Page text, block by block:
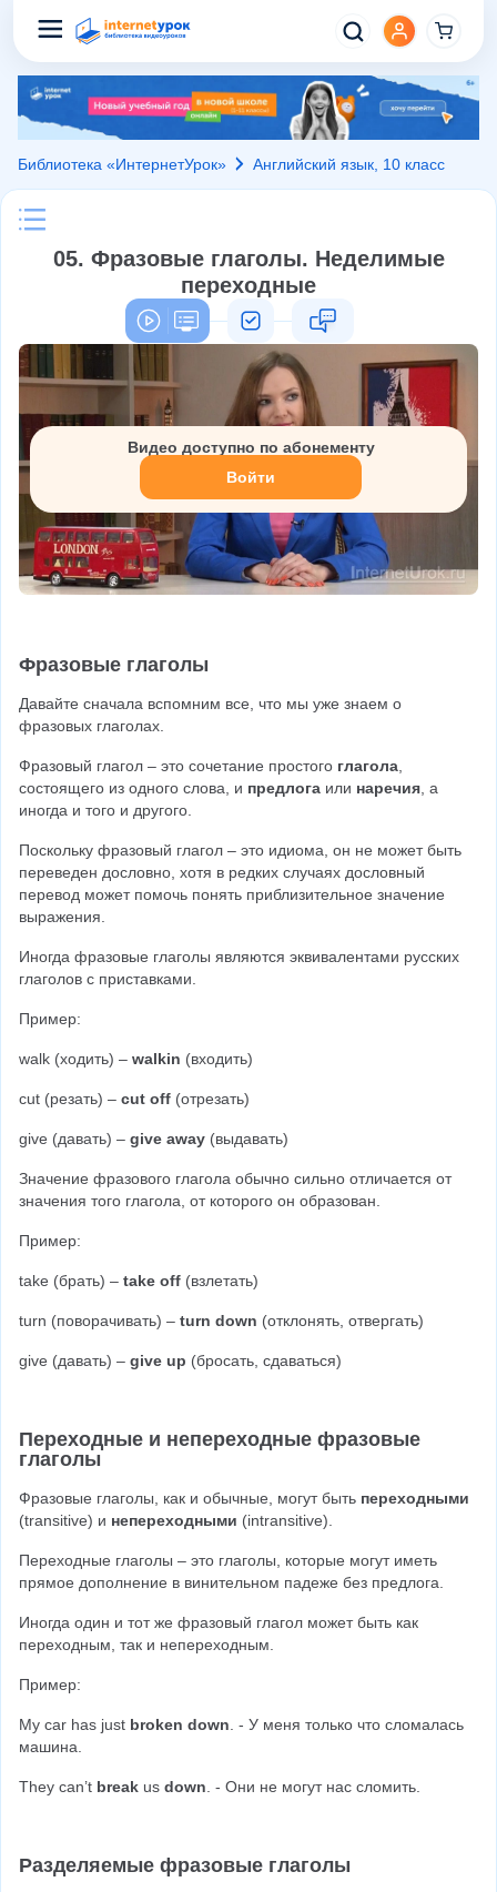
Библиотека «ИнтернетУрок» Английский язык, 10 класс
05. Фразовые глаголы. Неделимые
переходные
Видео доступно по абонементу
Войти
Фразовые глаголы
Давайте сначала вспомним все, что мы уже знаем о
фразовых глаголах.
Фразовый глагол – это сочетание простого глагола
состоящего из одного слова, и предлога или наречия , а
иногда и того и другого.
Поскольку фразовый глагол – это идиома, он не может быть
переведен дословно, хотя в редких случаях дословный
перевод может помочь понять приблизительное значение
выражения.
Иногда фразовые глаголы являются эквивалентами русских
глаголов с приставками.
Пример:
walk (ходить) – walkin (входить)
cut (резать) – cut off (отрезать)
give (давать) – give away (выдавать)
Значение фразового глагола обычно сильно отличается от
значения того глагола, от которого он образован.
Пример:
take (брать) – take off (взлетать)
turn (поворачивать) – turn down (отклонять, отвергать)
give (давать) – give up (бросать, сдаваться)
Переходные и непереходные фразовые
глаголы
Фразовые глаголы, как и обычные, могут быть переходными
(transitive) и непереходными (intransitive).
Переходные глаголы – это глаголы, которые могут иметь
прямое дополнение в винительном падеже без предлога.
Иногда один и тот же фразовый глагол может быть как
переходным, так и непереходным.
Пример:
My car has just broken down . - У меня только что сломалась
машина.
They can’t break us down . - Они не могут нас сломить.
Разделяемые фразовые глаголы